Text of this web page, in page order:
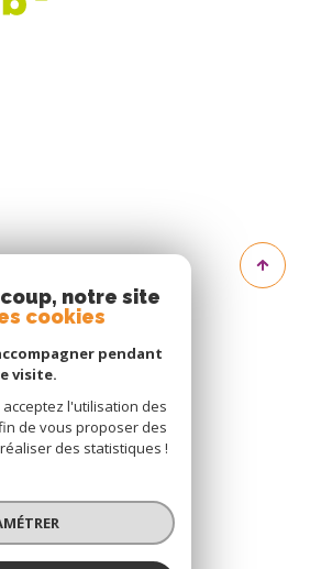
notre site
cookies
pendant
visite.
l'utilisation des
de vous proposer des
des statistiques !